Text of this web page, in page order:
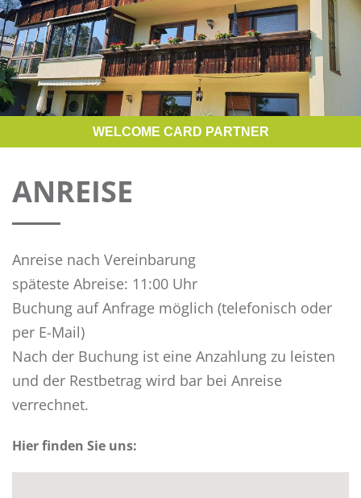
WELCOME CARD PARTNER
ANREISE
Anreise nach Vereinbarung
späteste Abreise: 11:00 Uhr
Buchung auf Anfrage möglich (telefonisch oder
per E-Mail)
Nach der Buchung ist eine Anzahlung zu leisten
und der Restbetrag wird bar bei Anreise
verrechnet.
Hier finden Sie uns: